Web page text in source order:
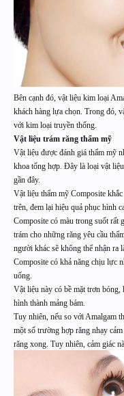
Bên cạnh đó, vật liệu kim loại
khách hàng lựa chọn. Trong đó,
với kim loại truyền thống.
Vật liệu trám răng thẩm mỹ
Vật liệu được đánh giá thẩm mỹ
khoa tổng hợp. Đây là loại vật
gần đây.
Vật liệu thẩm mỹ Composite
trên, đem lại hiệu quả phục hình
Composite có màu trong suốt rất
trám cho những răng yêu cầu
người khác sẽ không thể nhận ra
Composite có khả năng chịu lực
uống.
Vật liệu này có bề mặt trơn
hình thành mảng bám.
Tuy nhiên, nếu so với Amalgam
một số trường hợp răng nhạy
răng xong. Tuy nhiên, cảm giác